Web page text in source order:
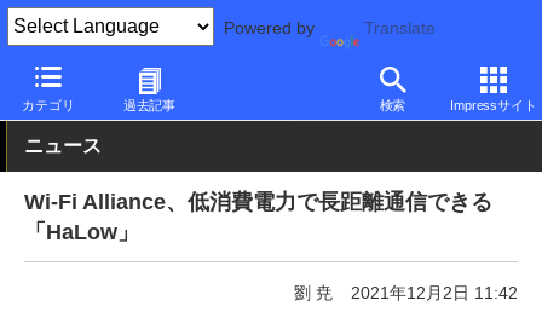
Powered by Translate
カテゴリ 過去記事 検索 Impressサイト
PC Watch 市場 動向
ニュース
Wi-Fi Alliance、低消費電力で長距離通信できる
「HaLow」
劉 尭 2021年12月2日 11:42